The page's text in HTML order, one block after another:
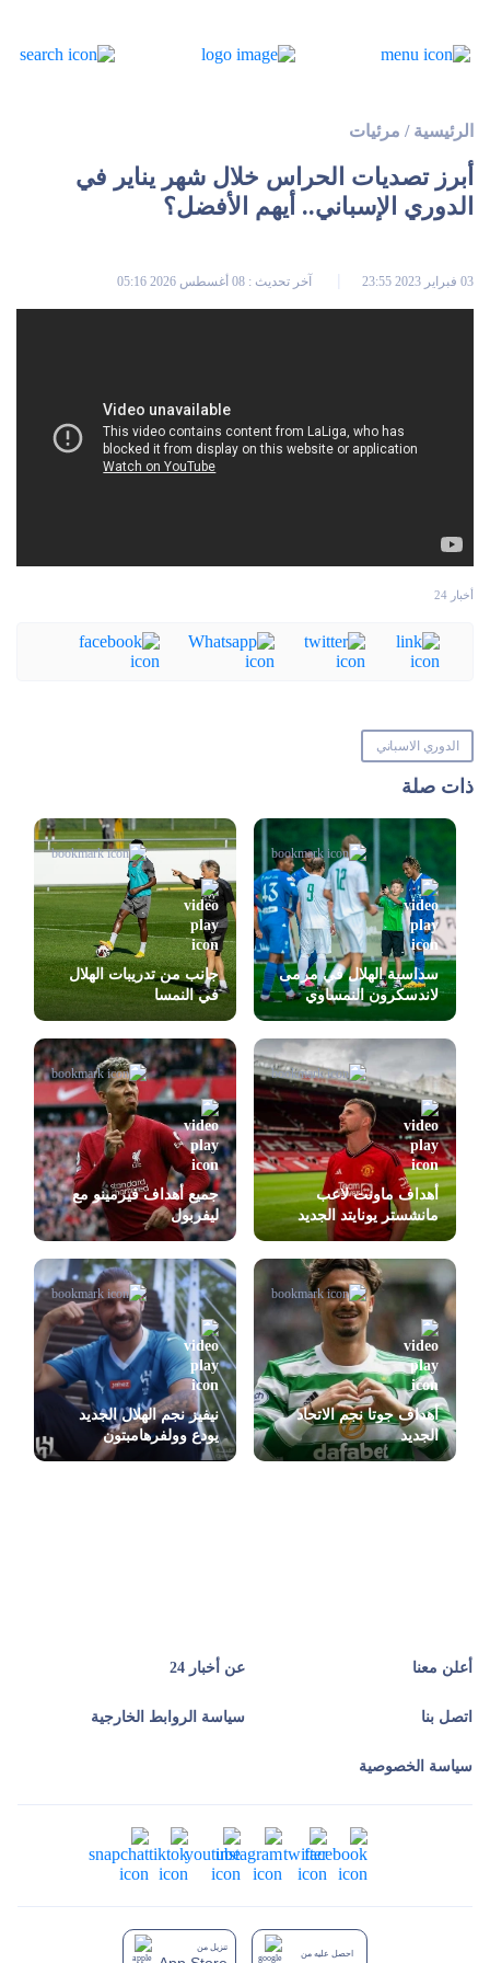
الرئيسية / مرئيات
أبرز تصديات الحراس خلال شهر يناير في
الدوري الإسباني.. أيهم الأفضل؟
03 فبراير 2023 23:55 آخر تحديث : 08 أغسطس 2026 05:16
أخبار 24
الدوري الاسباني
ذات صلة
سداسية الهلال في مرمى
لاندسكرون النمساوي
جانب من تدريبات الهلال
في النمسا
أهداف ماونت لاعب
مانشستر يونايتد الجديد
جميع أهداف فيرمينو مع
ليفربول
أهداف جوتا نجم الاتحاد
الجديد
نيفيز نجم الهلال الجديد
يودع وولفرهامبتون
أعلن معنا عن أخبار 24
اتصل بنا سياسة الروابط الخارجية
سياسة الخصوصية
تنزيل من
احصل عليه من